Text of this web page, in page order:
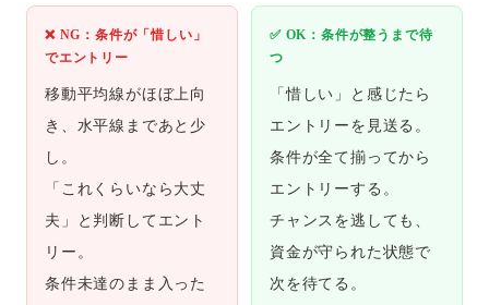
❌ NG：条件が「惜しい」
でエントリー
移動平均線がほぼ上向
き、水平線まであと少
し。
「これくらいなら大丈
夫」と判断してエント
リー。
条件未達のまま入った
✅ OK：条件が整うまで待
つ
「惜しい」と感じたら
エントリーを見送る。
条件が全て揃ってから
エントリーする。
チャンスを逃しても、
資金が守られた状態で
次を待てる。